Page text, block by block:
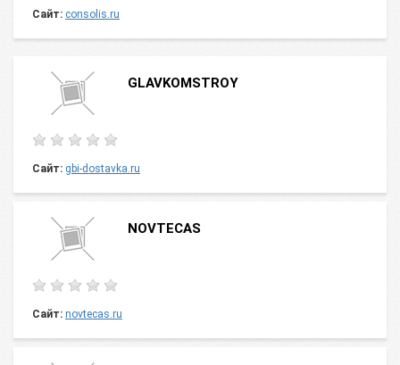
Сайт: consolis.ru
GLAVKOMSTROY
Сайт: gbi-dostavka.ru
NOVTECAS
Сайт: novtecas.ru